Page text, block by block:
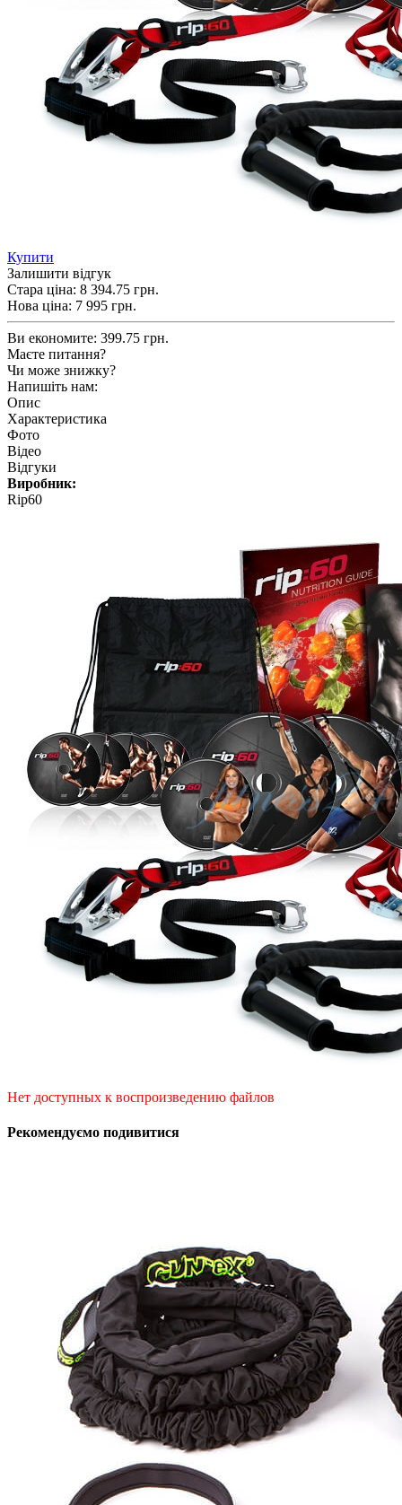
Купити
Залишити відгук
Стара ціна: 8 394.75 грн.
Нова ціна: 7 995 грн.
Ви економите: 399.75 грн.
Маєте питання?
Чи може знижку?
Напишіть нам:
Опис
Характеристика
Фото
Відео
Відгуки
Виробник:
Rip60
Нет доступных к воспроизведению файлов
Рекомендуємо подивитися